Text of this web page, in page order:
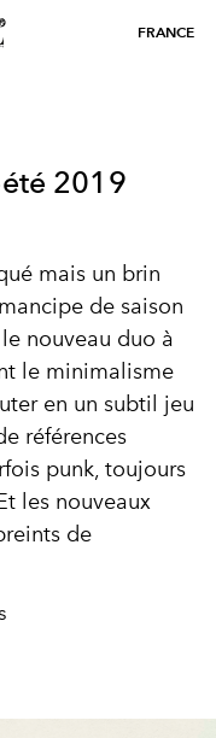
FRANCE
2019
mais un brin
de saison
nouveau duo à
le minimalisme
en un subtil jeu
références
punk, toujours
les nouveaux
de